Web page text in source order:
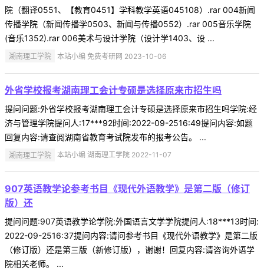
院（翻译0551、【教育0451】学科教学英语045108）.rar 004新闻
传播学院（新闻传播学0503、新闻与传播0552）.rar 005音乐学院
(音乐1352).rar 006美术与设计学院（设计学1403、设 ...
湖南理工学院 本站小编 免费考研网 2023-10-06
外省学校报考湖南理工会计专硕是选择原来市招生吗
提问问题:外省学校报考湖南理工会计专硕是选择原来市招生吗学院:经
济与管理学院提问人:17***92时间:2022-09-2516:49提问内容:如题
回复内容:请查阅湖南省教育考试院发布的报考公告。 ...
湖南理工学院 本站小编 湖南理工学院 2022-11-07
907英语教学论参考书目《现代外语教学》是第二版（修订
版）还
提问问题:907英语教学论学院:外国语言文学学院提问人:18***13时间:
2022-09-2516:37提问内容:请问参考书目《现代外语教学》是第二版
（修订版）还是第三版（新修订版），谢谢！回复内容:请咨询外语学
院相关老师。 ...